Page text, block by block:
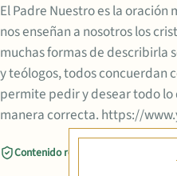
El Padre Nuestro es la oración
nos enseñan a nosotros los
muchas formas de describirla
y teólogos, todos concuerdan
permite pedir y desear todo lo
manera correcta. https://
Contenido revisado